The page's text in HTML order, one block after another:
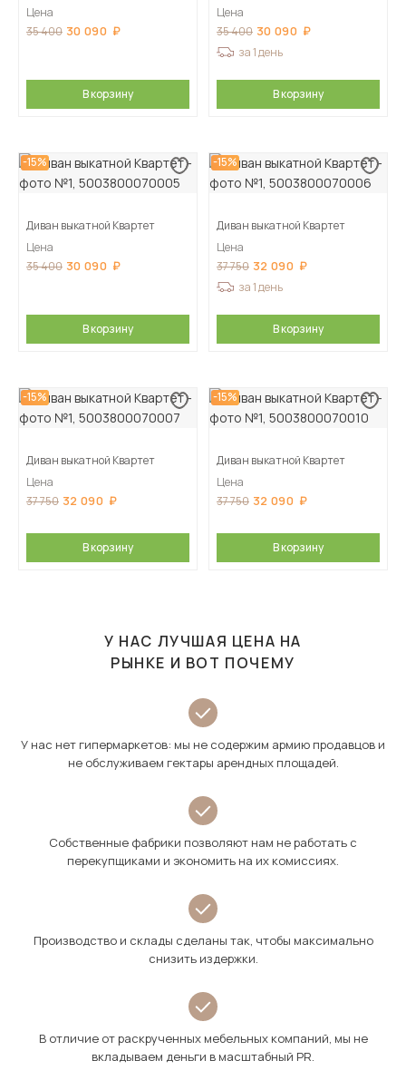
Цена
35 400 30 090
В корзину
Цена
35 400 30 090
за 1 день
В корзину
-15%
Диван выкатной Квартет
Цена
35 400 30 090
В корзину
-15%
Диван выкатной Квартет
Цена
37 750 32 090
за 1 день
В корзину
-15%
Диван выкатной Квартет
Цена
37 750 32 090
В корзину
-15%
Диван выкатной Квартет
Цена
37 750 32 090
В корзину
У НАС ЛУЧШАЯ ЦЕНА НА
РЫНКЕ И ВОТ ПОЧЕМУ
У нас нет гипермаркетов: мы не содержим армию продавцов и
не обслуживаем гектары арендных площадей.
Собственные фабрики позволяют нам не работать с
перекупщиками и экономить на их комиссиях.
Производство и склады сделаны так, чтобы максимально
снизить издержки.
В отличие от раскрученных мебельных компаний, мы не
вкладываем деньги в масштабный PR.